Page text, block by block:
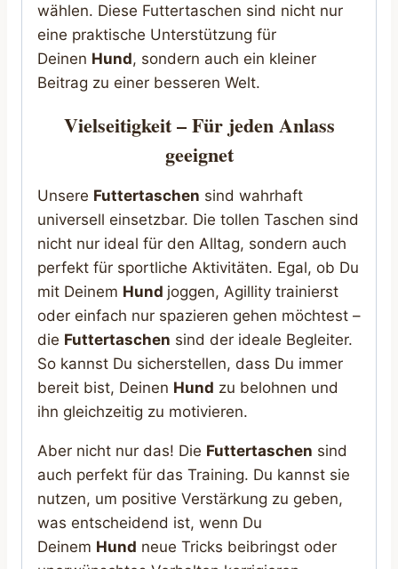
wählen. Diese Futtertaschen sind nicht nur
eine praktische Unterstützung für
Deinen Hund, sondern auch ein kleiner
Beitrag zu einer besseren Welt.
Vielseitigkeit – Für jeden Anlass
geeignet
Unsere Futtertaschen sind wahrhaft
universell einsetzbar. Die tollen Taschen sind
nicht nur ideal für den Alltag, sondern auch
perfekt für sportliche Aktivitäten. Egal, ob Du
mit Deinem Hund joggen, Agillity trainierst
oder einfach nur spazieren gehen möchtest –
die Futtertaschen sind der ideale Begleiter.
So kannst Du sicherstellen, dass Du immer
bereit bist, Deinen Hund zu belohnen und
ihn gleichzeitig zu motivieren.
Aber nicht nur das! Die Futtertaschen sind
auch perfekt für das Training. Du kannst sie
nutzen, um positive Verstärkung zu geben,
was entscheidend ist, wenn Du
Deinem Hund neue Tricks beibringst oder